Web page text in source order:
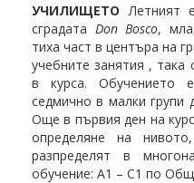
УЧИЛИЩЕТО Летният
сградата Don Bosco,
тиха част в центъра на
учебните занятия , така
в курса. Обучението
седмично в малки групи
Още в първия ден на
определяне на
разпределят в
обучение: A1 – C1 по